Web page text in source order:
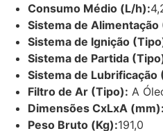
Consumo Médio (L/h):
Sistema de Alimentação
Sistema de Ignição
Sistema de Partida
Sistema de Lubrificação
Filtro de Ar (Tipo): A
Dimensões CxLxA (mm):
Peso Bruto (Kg):191,0